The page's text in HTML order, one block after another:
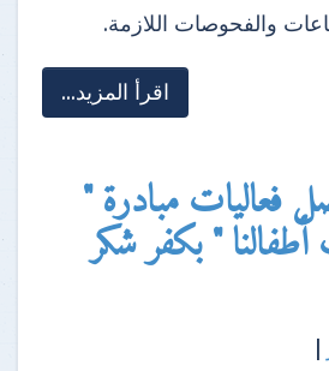
والفحوصات اللازمة.
اقرأ المزيد...
فعاليات مبادرة "
" بكفر شكر
|